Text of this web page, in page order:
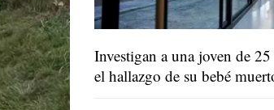
Investigan a una joven de 25
el hallazgo de su bebé